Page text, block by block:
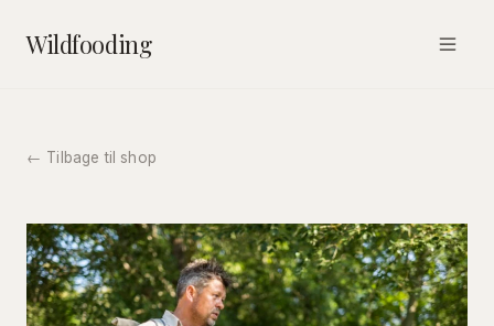
Wildfooding
← Tilbage til shop